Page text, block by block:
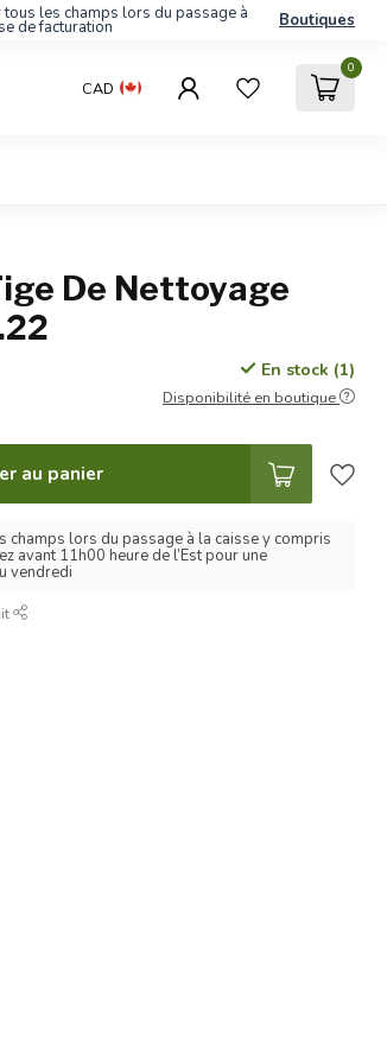
les champs lors du passage à
de facturation Boutiques
CAD
0
De Nettoyage
En stock (1)
Disponibilité en boutique
au panier
champs lors du passage à la caisse y compris
avant 11h00 heure de l’Est pour une
vendredi